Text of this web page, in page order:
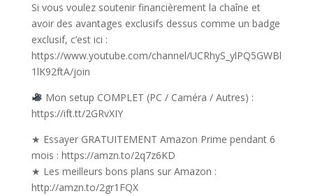
Si vous voulez soutenir financièrement la chaîne et
avoir des avantages exclusifs dessus comme un badge
exclusif, c’est ici :
https://www.youtube.com/channel/UCRhyS_ylPQ5GWBl
1lK92ftA/join
Mon setup COMPLET (PC / Caméra / Autres) :
https://ift.tt/2GRvXIY
★ Essayer GRATUITEMENT Amazon Prime pendant 6
mois : https://amzn.to/2q7z6KD
★ Les meilleurs bons plans sur Amazon :
http://amzn.to/2gr1FQX